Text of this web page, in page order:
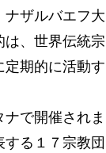
ザルバエフ大
、世界伝統宗
期的に活動す
で開催されま
る１７宗教団